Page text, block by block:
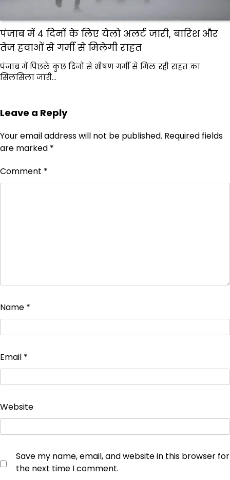
पंजाब में 4 दिनों के लिए येलो अलर्ट जारी, बारिश और
तेज हवाओं से गर्मी से मिलेगी राहत
पंजाब में पिछले कुछ दिनों से भीषण गर्मी से मिल रही राहत का
सिलसिला जारी…
Leave a Reply
Your email address will not be published. Required fields
are marked *
Comment *
Name *
Email *
Website
Save my name, email, and website in this browser for
the next time I comment.